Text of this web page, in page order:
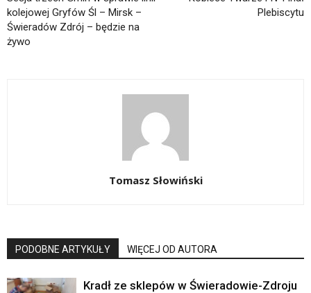
kolejowej Gryfów Śl – Mirsk –
Świeradów Zdrój – będzie na
żywo
Plebiscytu
Tomasz Słowiński
PODOBNE ARTYKUŁY WIĘCEJ OD AUTORA
Kradł ze sklepów w Świeradowie-Zdroju